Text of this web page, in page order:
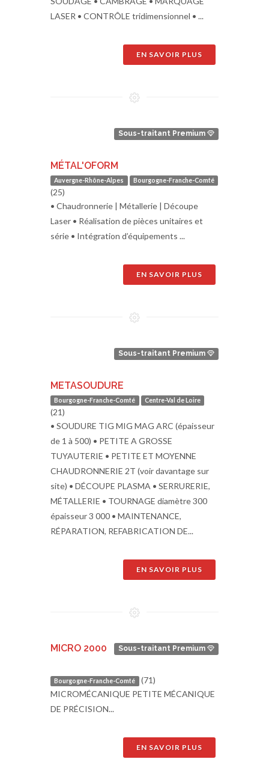
LASER • CONTRÔLE tridimensionnel • ...
EN SAVOIR PLUS
Sous-traitant Premium
MÉTAL'OFORM
Auvergne-Rhône-Alpes Bourgogne-Franche-Comté
(25)
• Chaudronnerie | Métallerie | Découpe
Laser • Réalisation de pièces unitaires et
série • Intégration d’équipements ...
EN SAVOIR PLUS
Sous-traitant Premium
METASOUDURE
Bourgogne-Franche-Comté Centre-Val de Loire
(21)
• SOUDURE TIG MIG MAG ARC (épaisseur
de 1 à 500) • PETITE A GROSSE
TUYAUTERIE • PETITE ET MOYENNE
CHAUDRONNERIE 2T (voir davantage sur
site) • DÉCOUPE PLASMA • SERRURERIE,
MÉTALLERIE • TOURNAGE diamètre 300
épaisseur 3 000 • MAINTENANCE,
RÉPARATION, REFABRICATION DE...
EN SAVOIR PLUS
Sous-traitant Premium
MICRO 2000
Bourgogne-Franche-Comté (71)
MICROMÉCANIQUE PETITE MÉCANIQUE
DE PRÉCISION...
EN SAVOIR PLUS